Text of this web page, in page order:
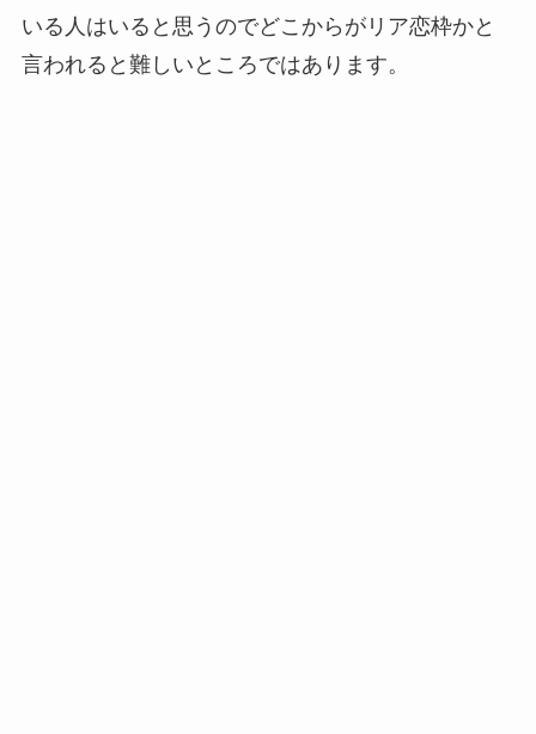
いる人はいると思うのでどこからがリア恋枠かと
言われると難しいところではあります。